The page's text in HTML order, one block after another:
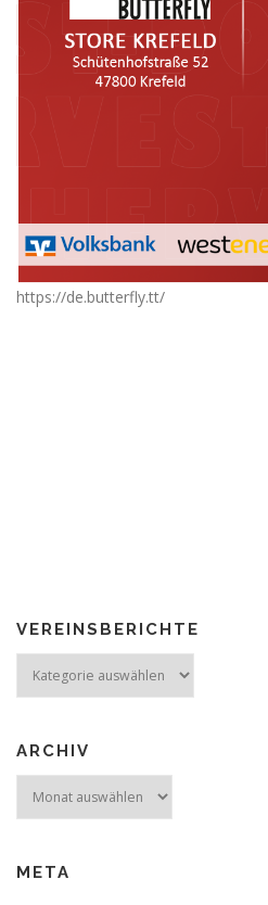
https://de.butterfly.tt/
VEREINSBERICHTE
ARCHIV
META